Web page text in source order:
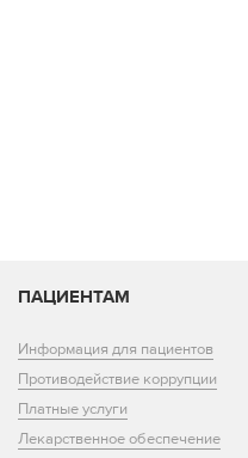
ПАЦИЕНТАМ
Информация для пациентов
Противодействие коррупции
Платные услуги
Лекарственное обеспечение